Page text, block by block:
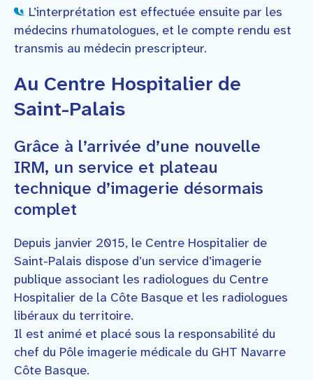
L’interprétation est effectuée ensuite par les
médecins rhumatologues, et le compte rendu est
transmis au médecin prescripteur.
Au Centre Hospitalier de
Saint-Palais
Grâce à l’arrivée d’une nouvelle
IRM, un service et plateau
technique d’imagerie désormais
complet
Depuis janvier 2015, le Centre Hospitalier de
Saint-Palais dispose d’un service d’imagerie
publique associant les radiologues du Centre
Hospitalier de la Côte Basque et les radiologues
libéraux du territoire.
Il est animé et placé sous la responsabilité du
chef du Pôle imagerie médicale du GHT Navarre
Côte Basque.